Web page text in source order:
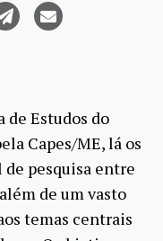
de Estudos do
Capes/ME, lá os
pesquisa entre
de um vasto
temas centrais